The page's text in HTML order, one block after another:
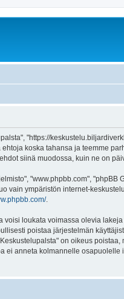
"https://
koska tahansa ja teemme
siinä muodossa, kuin ne on
"www.phpbb.com", "phpBB
vain ympäristön internet-
.
loukata voimassa olevia
poistaa järjestelmän
on oikeus
anneta kolmannelle